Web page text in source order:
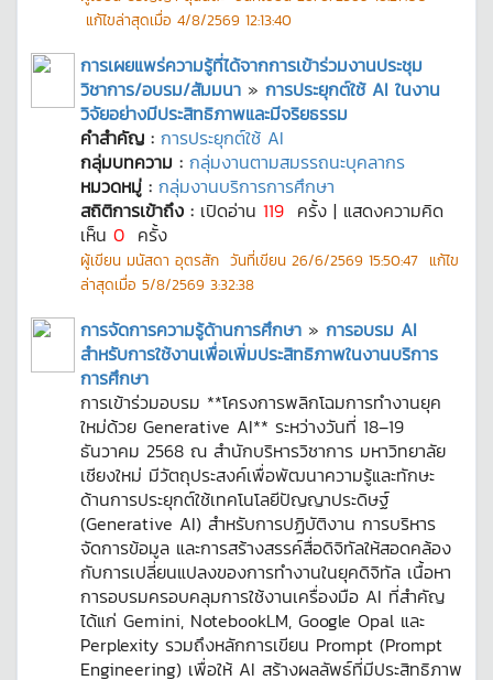
แก้ไขล่าสุดเมื่อ 4/8/2569 12:13:40
การเผยแพร่ความรู้ที่ได้จากการเข้าร่วมงานประชุม
วิชาการ/อบรม/สัมมนา » การประยุกต์ใช้ AI ในงาน
วิจัยอย่างมีประสิทธิภาพและมีจริยธรรม
คำสำคัญ : การประยุกต์ใช้ AI
กลุ่มบทความ : กลุ่มงานตามสมรรถนะบุคลากร
หมวดหมู่ : กลุ่มงานบริการการศึกษา
สถิติการเข้าถึง : เปิดอ่าน 119 ครั้ง | แสดงความคิด
เห็น 0 ครั้ง
ผู้เขียน มนัสดา อุตรสัก วันที่เขียน 26/6/2569 15:50:47 แก้ไข
ล่าสุดเมื่อ 5/8/2569 3:32:38
การจัดการความรู้ด้านการศึกษา » การอบรม AI
สำหรับการใช้งานเพื่อเพิ่มประสิทธิภาพในงานบริการ
การศึกษา
การเข้าร่วมอบรม **โครงการพลิกโฉมการทำงานยุค
ใหม่ด้วย Generative AI** ระหว่างวันที่ 18–19
ธันวาคม 2568 ณ สำนักบริหารวิชาการ มหาวิทยาลัย
เชียงใหม่ มีวัตถุประสงค์เพื่อพัฒนาความรู้และทักษะ
ด้านการประยุกต์ใช้เทคโนโลยีปัญญาประดิษฐ์
(Generative AI) สำหรับการปฏิบัติงาน การบริหาร
จัดการข้อมูล และการสร้างสรรค์สื่อดิจิทัลให้สอดคล้อง
กับการเปลี่ยนแปลงของการทำงานในยุคดิจิทัล เนื้อหา
การอบรมครอบคลุมการใช้งานเครื่องมือ AI ที่สำคัญ
ได้แก่ Gemini, NotebookLM, Google Opal และ
Perplexity รวมถึงหลักการเขียน Prompt (Prompt
Engineering) เพื่อให้ AI สร้างผลลัพธ์ที่มีประสิทธิภาพ